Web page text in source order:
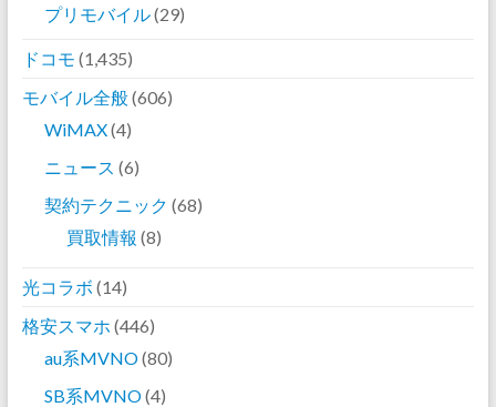
プリモバイル(29)
ドコモ (1,435)
モバイル全般(606)
WiMAX(4)
ニュース (6)
契約テクニック (68)
買取情報 (8)
光コラボ (14)
格安スマホ (446)
au系MVNO(80)
SB系MVNO(4)